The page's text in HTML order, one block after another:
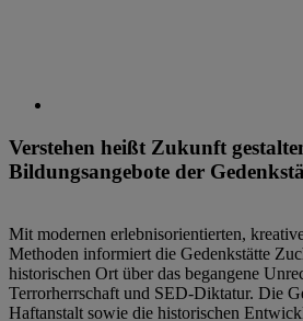
Verstehen heißt Zukunft
Bildungsangebote der
Mit modernen erlebnisorientierten,
Methoden informiert die Gedenkstätte
historischen Ort über das begangene
Terrorherrschaft und SED-Diktatur. Die
Haftanstalt sowie die historischen